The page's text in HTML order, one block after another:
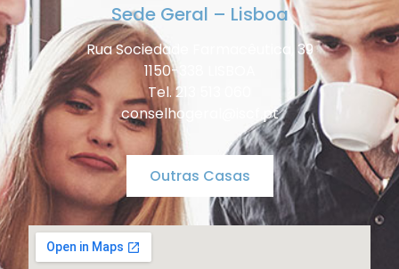
Sede Geral – Lisboa
Rua Sociedade Farmacêutica, 39
1150-338 LISBOA
Tel. 213 513 060
conselhogeral@iscf.pt
Outras Casas